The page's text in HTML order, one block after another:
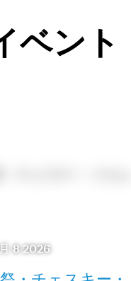
ベント
8 2026